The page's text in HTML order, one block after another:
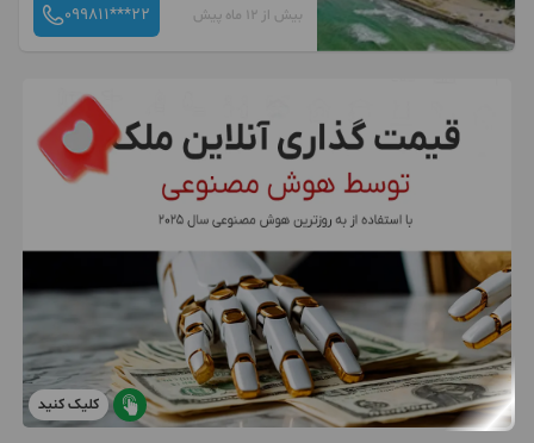
بیش از 12 ماه پیش 099811***22
کلیک کنید